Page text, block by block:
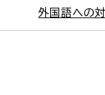
外国語への